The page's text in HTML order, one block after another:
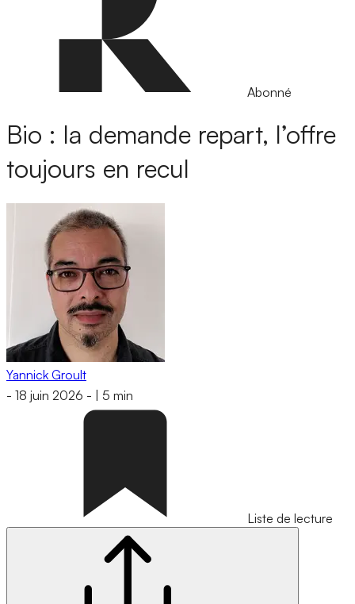
Abonné
Bio : la demande repart, l’offre
toujours en recul
Yannick Groult
- 18 juin 2026 - 5 min
Liste de lecture